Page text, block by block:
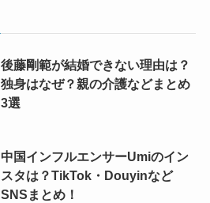
後藤剛範が結婚できない理由は？
独身はなぜ？親の介護などまとめ
3選
中国インフルエンサーUmiのイン
スタは？TikTok・Douyinなど
SNSまとめ！